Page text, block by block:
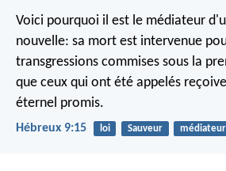
Voici pourquoi il est le médiateur
nouvelle: sa mort est intervenue
transgressions commises sous la
que ceux qui ont été appelés
éternel promis.
Hébreux 9:15 loi Sauveur médiateur